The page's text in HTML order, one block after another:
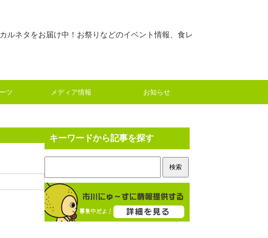
ルネタをお届け中！お祭りなどのイベント情報、食レ
ツ メディア情報 お知らせ
キーワードから記事を探す